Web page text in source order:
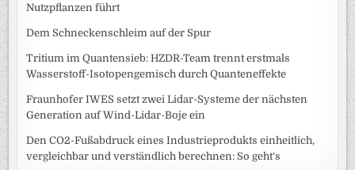
Nutzpflanzen führt
Dem Schneckenschleim auf der Spur
Tritium im Quantensieb: HZDR-Team trennt erstmals
Wasserstoff-Isotopengemisch durch Quanteneffekte
Fraunhofer IWES setzt zwei Lidar-Systeme der nächsten
Generation auf Wind-Lidar-Boje ein
Den CO2-Fußabdruck eines Industrieprodukts einheitlich,
vergleichbar und verständlich berechnen: So geht‘s